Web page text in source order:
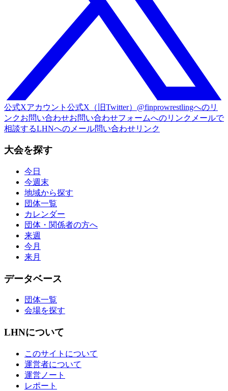
公式Xアカウント 公式X（旧Twitter）@finprowrestlingへのリ
ンクお問い合わせお問い合わせフォームへのリンク メールで
相談するLHNへのメール問い合わせリンク
大会を探す
今日
今週末
地域から探す
団体一覧
カレンダー
団体・関係者の方へ
来週
今月
来月
データベース
団体一覧
会場を探す
LHNについて
このサイトについて
運営者について
運営ノート
レポート